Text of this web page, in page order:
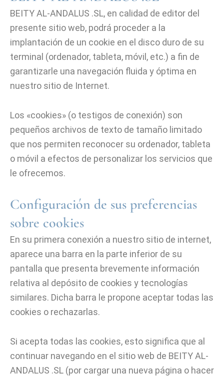
BEITY AL-ANDALUS .SL, en calidad de editor del
presente sitio web, podrá proceder a la
implantación de un cookie en el disco duro de su
terminal (ordenador, tableta, móvil, etc.) a fin de
garantizarle una navegación fluida y óptima en
nuestro sitio de Internet.
Los «cookies» (o testigos de conexión) son
pequeños archivos de texto de tamaño limitado
que nos permiten reconocer su ordenador, tableta
o móvil a efectos de personalizar los servicios que
le ofrecemos.
Configuración de sus preferencias
sobre cookies
En su primera conexión a nuestro sitio de internet,
aparece una barra en la parte inferior de su
pantalla que presenta brevemente información
relativa al depósito de cookies y tecnologías
similares. Dicha barra le propone aceptar todas las
cookies o rechazarlas.
Si acepta todas las cookies, esto significa que al
continuar navegando en el sitio web de BEITY AL-
ANDALUS .SL (por cargar una nueva página o hacer